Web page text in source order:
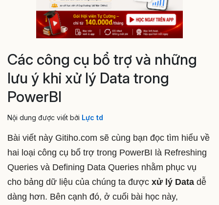
Các công cụ bổ trợ và những
lưu ý khi xử lý Data trong
PowerBI
Nội dung được viết bởi Lực td
Bài viết này Gitiho.com sẽ cùng bạn đọc tìm hiểu về
hai loại công cụ bổ trợ trong PowerBI là Refreshing
Queries và Defining Data Queries nhằm phục vụ
cho bảng dữ liệu của chúng ta được xử lý Data dễ
dàng hơn. Bên cạnh đó, ở cuối bài học này,